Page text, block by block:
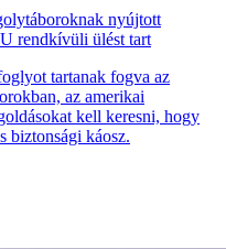
nyújtott
rendkívüli ülést tart
tartanak fogva az
az amerikai
kell keresni, hogy
biztonsági káosz.